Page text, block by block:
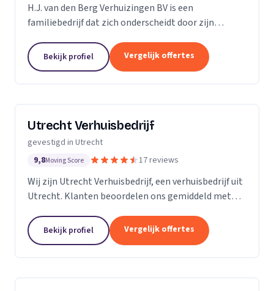
H.J. van den Berg Verhuizingen BV is een
familiebedrijf dat zich onderscheidt door zijn
Gevestigd in de driehoek Amersfoort, Veenendaal en
Utrecht,...
Bekijk profiel Vergelijk offertes
Utrecht Verhuisbedrijf
gevestigd in Utrecht
9,8Moving Score 17 reviews
Wij zijn Utrecht Verhuisbedrijf, een verhuisbedrijf uit
Utrecht. Klanten beoordelen ons gemiddeld met
Bekijk profiel Vergelijk offertes